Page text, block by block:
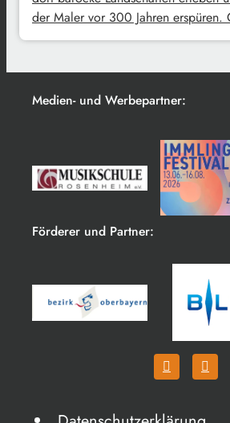
der Maler vor 300 Jahren
Medien- und Werbepartner:
Förderer und Partner: